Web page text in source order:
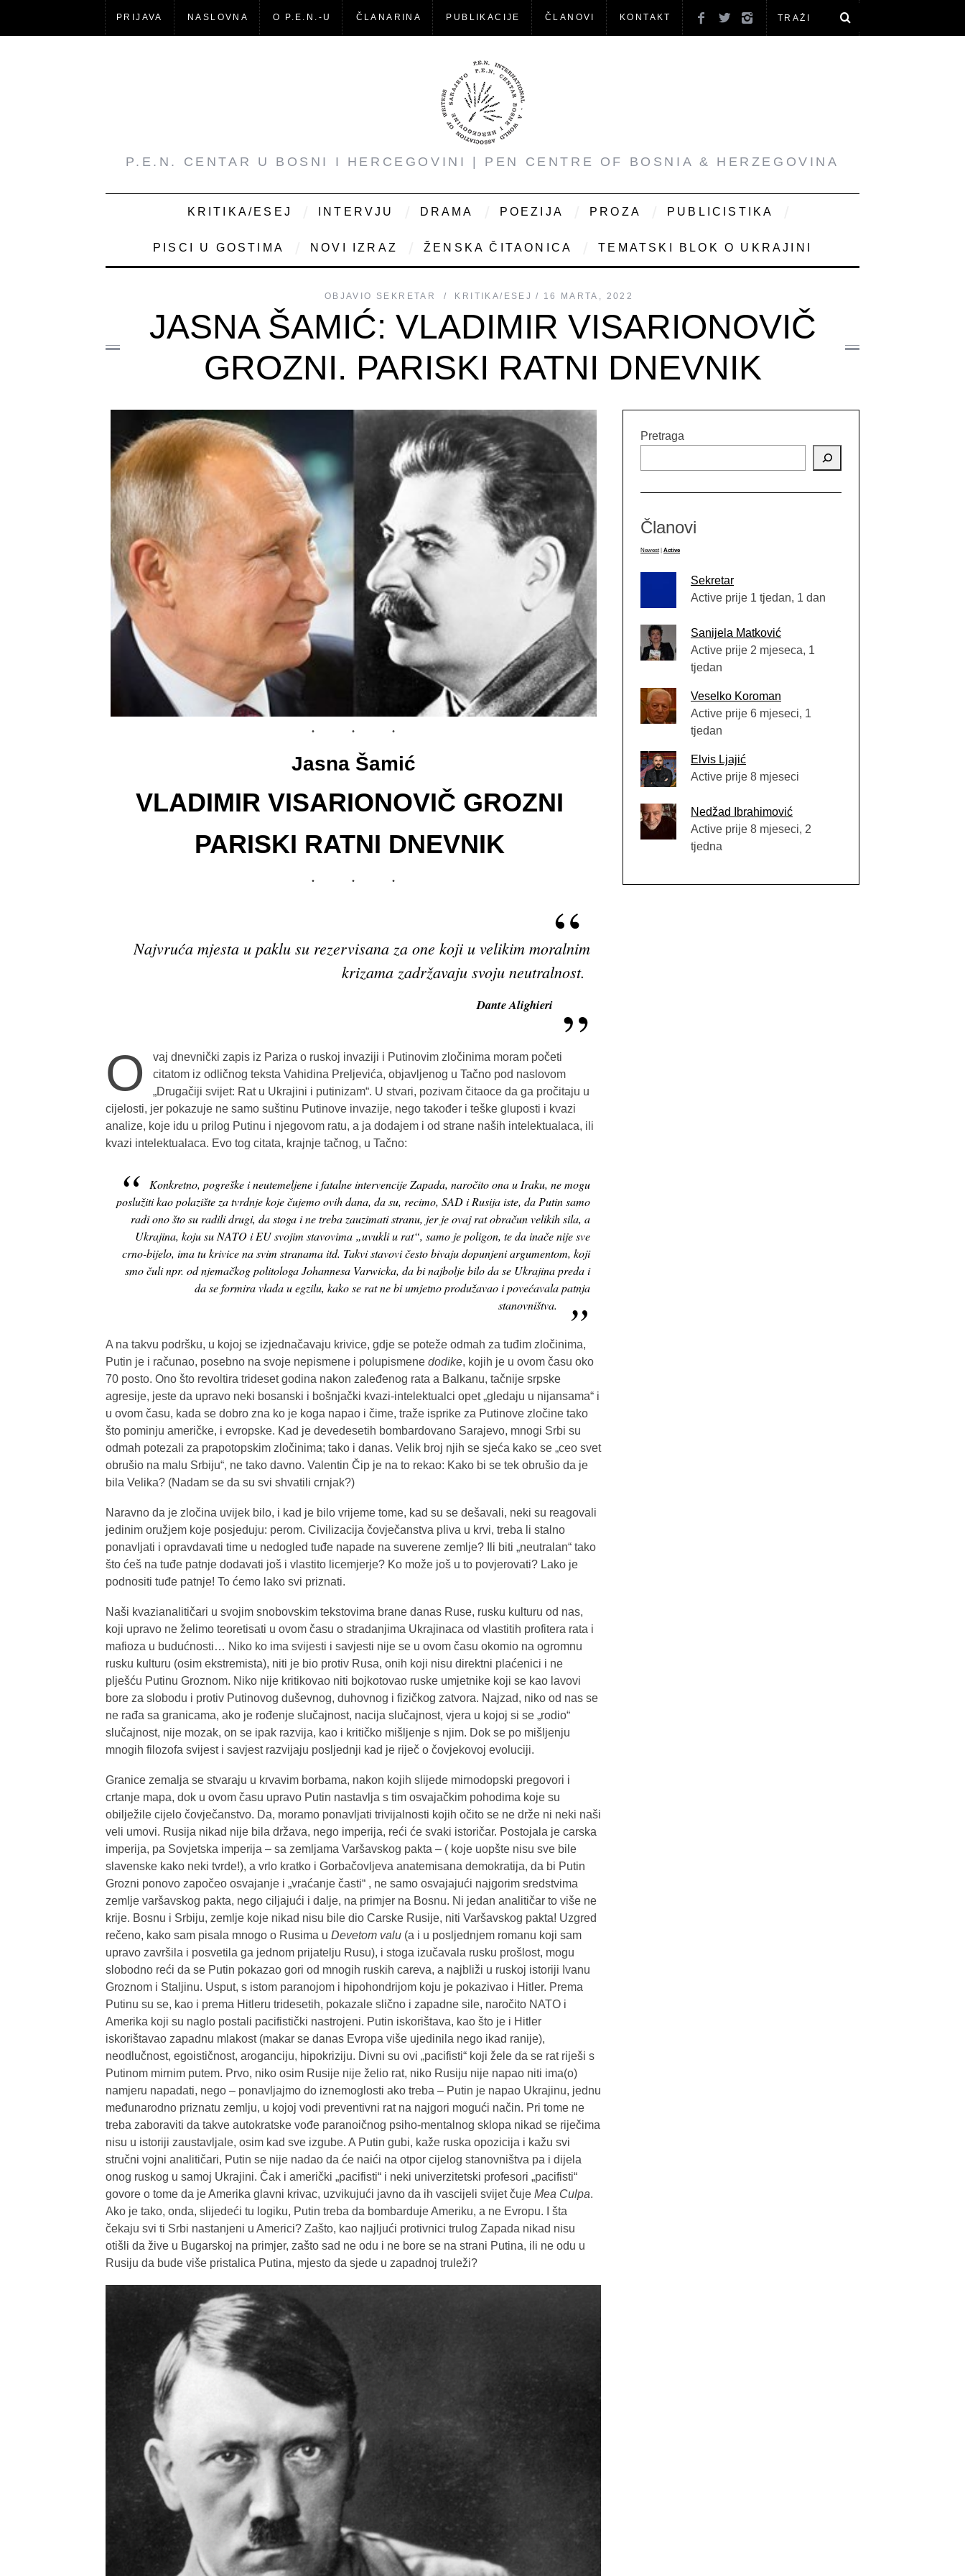
PRIJAVA NASLOVNA O P.E.N.-U ČLANARINA PUBLIKACIJE ČLANOVI KONTAKT
P.E.N. CENTAR U BOSNI I HERCEGOVINI | PEN CENTRE OF BOSNIA & HERZEGOVINA
KRITIKA/ESEJ INTERVJU DRAMA POEZIJA PROZA PUBLICISTIKA
PISCI U GOSTIMA NOVI IZRAZ ŽENSKA ČITAONICA TEMATSKI BLOK O UKRAJINI
OBJAVIO SEKRETAR KRITIKA/ESEJ 16 MARTA, 2022
JASNA ŠAMIĆ: VLADIMIR VISARIONOVIČ
GROZNI. PARISKI RATNI DNEVNIK
Jasna Šamić
VLADIMIR VISARIONOVIČ GROZNI
PARISKI RATNI DNEVNIK
Najvruća mjesta u paklu su rezervisana za one koji u velikim moralnim
krizama zadržavaju svoju neutralnost.
Dante Alighieri
O
vaj dnevnički zapis iz Pariza o ruskoj invaziji i Putinovim zločinima moram početi
citatom iz odličnog teksta Vahidina Preljevića, objavljenog u Tačno pod naslovom
„Drugačiji svijet: Rat u Ukrajini i putinizam“. U stvari, pozivam čitaoce da ga pročitaju u
cijelosti, jer pokazuje ne samo suštinu Putinove invazije, nego također i teške gluposti i kvazi
analize, koje idu u prilog Putinu i njegovom ratu, a ja dodajem i od strane naših intelektualaca, ili
kvazi intelektualaca. Evo tog citata, krajnje tačnog, u Tačno:
Konkretno, pogreške i neutemeljene i fatalne intervencije Zapada, naročito ona u Iraku, ne mogu
poslužiti kao polazište za tvrdnje koje čujemo ovih dana, da su, recimo, SAD i Rusija iste, da Putin samo
radi ono što su radili drugi, da stoga i ne treba zauzimati stranu, jer je ovaj rat obračun velikih sila, a
Ukrajina, koju su NATO i EU svojim stavovima „uvukli u rat“, samo je poligon, te da inače nije sve
crno-bijelo, ima tu krivice na svim stranama itd. Takvi stavovi često bivaju dopunjeni argumentom, koji
smo čuli npr. od njemačkog politologa Johannesa Varwicka, da bi najbolje bilo da se Ukrajina preda i
da se formira vlada u egzilu, kako se rat ne bi umjetno produžavao i povećavala patnja
stanovništva.
A na takvu podršku, u kojoj se izjednačavaju krivice, gdje se poteže odmah za tuđim zločinima,
Putin je i računao, posebno na svoje nepismene i polupismene dodike, kojih je u ovom času oko
70 posto. Ono što revoltira trideset godina nakon zaleđenog rata a Balkanu, tačnije srpske
agresije, jeste da upravo neki bosanski i bošnjački kvazi-intelektualci opet „gledaju u nijansama“ i
u ovom času, kada se dobro zna ko je koga napao i čime, traže isprike za Putinove zločine tako
što pominju američke, i evropske. Kad je devedesetih bombardovano Sarajevo, mnogi Srbi su
odmah potezali za prapotopskim zločinima; tako i danas. Velik broj njih se sjeća kako se „ceo svet
obrušio na malu Srbiju“, ne tako davno. Valentin Čip je na to rekao: Kako bi se tek obrušio da je
bila Velika? (Nadam se da su svi shvatili crnjak?)
Naravno da je zločina uvijek bilo, i kad je bilo vrijeme tome, kad su se dešavali, neki su reagovali
jedinim oružjem koje posjeduju: perom. Civilizacija čovječanstva pliva u krvi, treba li stalno
ponavljati i opravdavati time u nedogled tuđe napade na suverene zemlje? Ili biti „neutralan“ tako
što ćeš na tuđe patnje dodavati još i vlastito licemjerje? Ko može još u to povjerovati? Lako je
podnositi tuđe patnje! To ćemo lako svi priznati.
Naši kvazianalitičari u svojim snobovskim tekstovima brane danas Ruse, rusku kulturu od nas,
koji upravo ne želimo teoretisati u ovom času o stradanjima Ukrajinaca od vlastitih profitera rata i
mafioza u budućnosti… Niko ko ima svijesti i savjesti nije se u ovom času okomio na ogromnu
rusku kulturu (osim ekstremista), niti je bio protiv Rusa, onih koji nisu direktni plaćenici i ne
plješću Putinu Groznom. Niko nije kritikovao niti bojkotovao ruske umjetnike koji se kao lavovi
bore za slobodu i protiv Putinovog duševnog, duhovnog i fizičkog zatvora. Najzad, niko od nas se
ne rađa sa granicama, ako je rođenje slučajnost, nacija slučajnost, vjera u kojoj si se „rodio“
slučajnost, nije mozak, on se ipak razvija, kao i kritičko mišljenje s njim. Dok se po mišljenju
mnogih filozofa svijest i savjest razvijaju posljednji kad je riječ o čovjekovoj evoluciji.
Granice zemalja se stvaraju u krvavim borbama, nakon kojih slijede mirnodopski pregovori i
crtanje mapa, dok u ovom času upravo Putin nastavlja s tim osvajačkim pohodima koje su
obilježile cijelo čovječanstvo. Da, moramo ponavljati trivijalnosti kojih očito se ne drže ni neki naši
veli umovi. Rusija nikad nije bila država, nego imperija, reći će svaki istoričar. Postojala je carska
imperija, pa Sovjetska imperija – sa zemljama Varšavskog pakta – ( koje uopšte nisu sve bile
slavenske kako neki tvrde!), a vrlo kratko i Gorbačovljeva anatemisana demokratija, da bi Putin
Grozni ponovo započeo osvajanje i „vraćanje časti“ , ne samo osvajajući najgorim sredstvima
zemlje varšavskog pakta, nego ciljajući i dalje, na primjer na Bosnu. Ni jedan analitičar to više ne
krije. Bosnu i Srbiju, zemlje koje nikad nisu bile dio Carske Rusije, niti Varšavskog pakta! Uzgred
rečeno, kako sam pisala mnogo o Rusima u Devetom valu (a i u posljednjem romanu koji sam
upravo završila i posvetila ga jednom prijatelju Rusu), i stoga izučavala rusku prošlost, mogu
slobodno reći da se Putin pokazao gori od mnogih ruskih careva, a najbliži u ruskoj istoriji Ivanu
Groznom i Staljinu. Usput, s istom paranojom i hipohondrijom koju je pokazivao i Hitler. Prema
Putinu su se, kao i prema Hitleru tridesetih, pokazale slično i zapadne sile, naročito NATO i
Amerika koji su naglo postali pacifistički nastrojeni. Putin iskorištava, kao što je i Hitler
iskorištavao zapadnu mlakost (makar se danas Evropa više ujedinila nego ikad ranije),
neodlučnost, egoističnost, aroganciju, hipokriziju. Divni su ovi „pacifisti“ koji žele da se rat riješi s
Putinom mirnim putem. Prvo, niko osim Rusije nije želio rat, niko Rusiju nije napao niti ima(o)
namjeru napadati, nego – ponavljajmo do iznemoglosti ako treba – Putin je napao Ukrajinu, jednu
međunarodno priznatu zemlju, u kojoj vodi preventivni rat na najgori mogući način. Pri tome ne
treba zaboraviti da takve autokratske vođe paranoičnog psiho-mentalnog sklopa nikad se riječima
nisu u istoriji zaustavljale, osim kad sve izgube. A Putin gubi, kaže ruska opozicija i kažu svi
stručni vojni analitičari, Putin se nije nadao da će naići na otpor cijelog stanovništva pa i dijela
onog ruskog u samoj Ukrajini. Čak i američki „pacifisti“ i neki univerzitetski profesori „pacifisti“
govore o tome da je Amerika glavni krivac, uzvikujući javno da ih vascijeli svijet čuje Mea Culpa.
Ako je tako, onda, slijedeći tu logiku, Putin treba da bombarduje Ameriku, a ne Evropu. I šta
čekaju svi ti Srbi nastanjeni u Americi? Zašto, kao najljući protivnici trulog Zapada nikad nisu
otišli da žive u Bugarskoj na primjer, zašto sad ne odu i ne bore se na strani Putina, ili ne odu u
Rusiju da bude više pristalica Putina, mjesto da sjede u zapadnoj truleži?
Pretraga
Članovi
Newest Active
Sekretar
Active prije 1 tjedan, 1 dan
Sanijela Matković
Active prije 2 mjeseca, 1
tjedan
Veselko Koroman
Active prije 6 mjeseci, 1
tjedan
Elvis Ljajić
Active prije 8 mjeseci
Nedžad Ibrahimović
Active prije 8 mjeseci, 2
tjedna